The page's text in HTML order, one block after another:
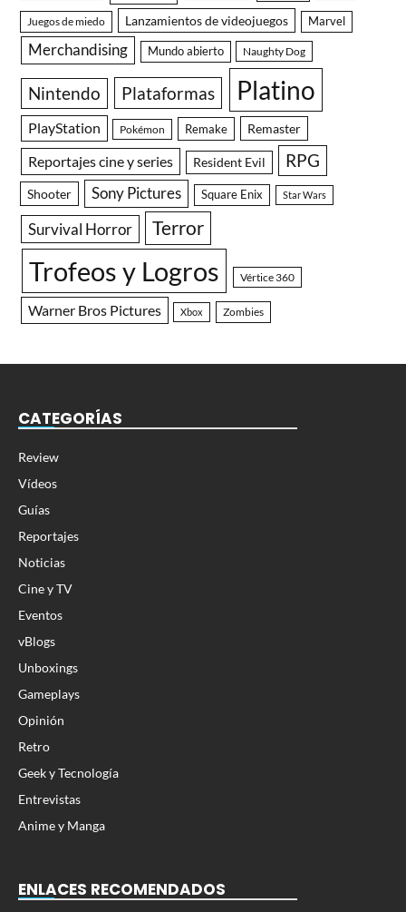
Juegos de miedo Lanzamientos de videojuegos Marvel
Merchandising Mundo abierto Naughty Dog
Nintendo Plataformas Platino
PlayStation Pokémon Remake Remaster
Reportajes cine y series Resident Evil RPG
Shooter Sony Pictures Square Enix Star Wars
Survival Horror Terror
Trofeos y Logros Vértice 360
Warner Bros Pictures Xbox Zombies
CATEGORÍAS
Review
Vídeos
Guías
Reportajes
Noticias
Cine y TV
Eventos
vBlogs
Unboxings
Gameplays
Opinión
Retro
Geek y Tecnología
Entrevistas
Anime y Manga
ENLACES RECOMENDADOS